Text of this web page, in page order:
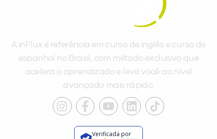
A inFlux é referência em curso de inglês e curso de
espanhol no Brasil, com método exclusivo que
acelera o aprendizado e leva você ao nível
avançado mais rápido.
Verificada por